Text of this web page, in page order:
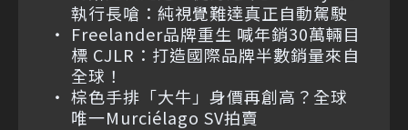
執行長嗆：純視覺難達真正自動駕駛
Freelander品牌重生 喊年銷30萬輛目
標 CJLR：打造國際品牌半數銷量來自
全球！
棕色手排「大牛」身價再創高？全球
唯一Murciélago SV拍賣